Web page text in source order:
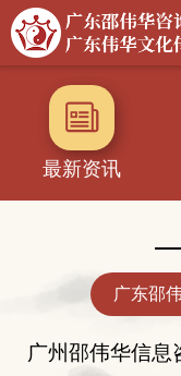
最新资讯
广东邵
广州邵伟华信息